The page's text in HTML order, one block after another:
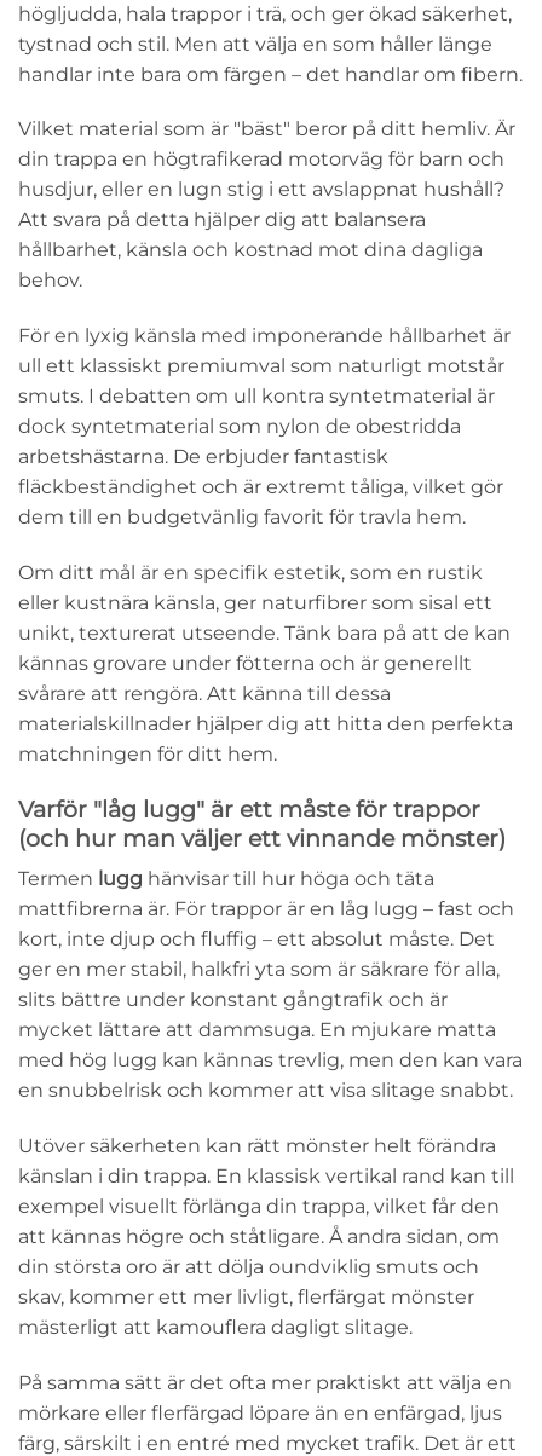
högljudda, hala trappor i trä, och ger ökad säkerhet,
tystnad och stil. Men att välja en som håller länge
handlar inte bara om färgen – det handlar om fibern.
Vilket material som är "bäst" beror på ditt hemliv. Är
din trappa en högtrafikerad motorväg för barn och
husdjur, eller en lugn stig i ett avslappnat hushåll?
Att svara på detta hjälper dig att balansera
hållbarhet, känsla och kostnad mot dina dagliga
behov.
För en lyxig känsla med imponerande hållbarhet är
ull ett klassiskt premiumval som naturligt motstår
smuts. I debatten om ull kontra syntetmaterial är
dock syntetmaterial som nylon de obestridda
arbetshästarna. De erbjuder fantastisk
fläckbeständighet och är extremt tåliga, vilket gör
dem till en budgetvänlig favorit för travla hem.
Om ditt mål är en specifik estetik, som en rustik
eller kustnära känsla, ger naturfibrer som sisal ett
unikt, texturerat utseende. Tänk bara på att de kan
kännas grovare under fötterna och är generellt
svårare att rengöra. Att känna till dessa
materialskillnader hjälper dig att hitta den perfekta
matchningen för ditt hem.
Varför "låg lugg" är ett måste för trappor
(och hur man väljer ett vinnande mönster)
Termen lugg hänvisar till hur höga och täta
mattfibrerna är. För trappor är en låg lugg – fast och
kort, inte djup och fluffig – ett absolut måste. Det
ger en mer stabil, halkfri yta som är säkrare för alla,
slits bättre under konstant gångtrafik och är
mycket lättare att dammsuga. En mjukare matta
med hög lugg kan kännas trevlig, men den kan vara
en snubbelrisk och kommer att visa slitage snabbt.
Utöver säkerheten kan rätt mönster helt förändra
känslan i din trappa. En klassisk vertikal rand kan till
exempel visuellt förlänga din trappa, vilket får den
att kännas högre och ståtligare. Å andra sidan, om
din största oro är att dölja oundviklig smuts och
skav, kommer ett mer livligt, flerfärgat mönster
mästerligt att kamouflera dagligt slitage.
På samma sätt är det ofta mer praktiskt att välja en
mörkare eller flerfärgad löpare än en enfärgad, ljus
färg, särskilt i en entré med mycket trafik. Det är ett